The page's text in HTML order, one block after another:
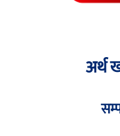
अर्थ